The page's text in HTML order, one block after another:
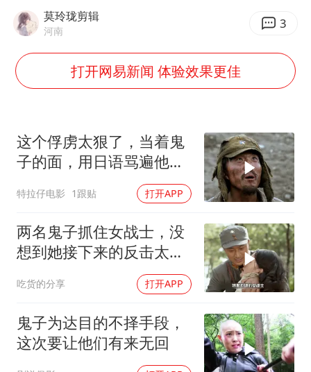
立秋的仪式感
公司“上四休三”但要降薪1000元
朱雨玲晋级WTT横滨冠军赛女单八强
如何把百年大党建设得更加坚强有力？
莫玲珑剪辑
河南 3
打开网易新闻 体验效果更佳
这个俘虏太狠了，当着鬼
子的面，用日语骂遍他们
特拉仔电影 1跟贴 打开APP
两名鬼子抓住女战士，没
想到她接下来的反击太解
吃货的分享 打开APP
鬼子为达目的不择手段，
这次要让他们有来无回